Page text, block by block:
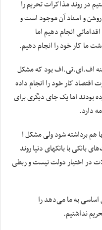
پایان سال ۹۹ می‌توانستیم در روند مذاکرات تحریم را
و ۱+۵ در وین کاملا روشن و اسناد آن موجود است و
انجام دهیم اما
ما کار خود را انجام دهیم.
اف.ای.تی.اف بود که مشکل
اقتصاد کار خود را انجام داده
بودند اما یک جای دیگری برای
دارد.
هم برداشته شود ولی مشکل ا
با بانکهای دنیا روند
در اختیار دولت نیست و ربطی
اساسی به ما می‌دهد را